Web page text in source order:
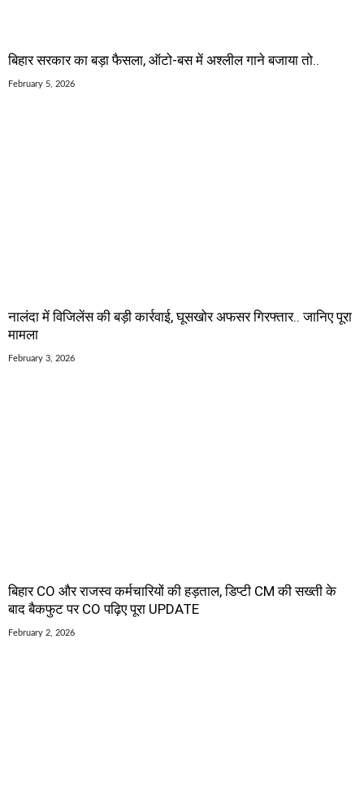
बिहार सरकार का बड़ा फैसला, ऑटो-बस में अश्लील गाने बजाया तो..
February 5, 2026
नालंदा में विजिलेंस की बड़ी कार्रवाई, घूसखोर अफसर गिरफ्तार.. जानिए पूरा
मामला
February 3, 2026
बिहार CO और राजस्व कर्मचारियों की हड़ताल, डिप्टी CM की सख्ती के
बाद बैकफुट पर CO पढ़िए पूरा UPDATE
February 2, 2026